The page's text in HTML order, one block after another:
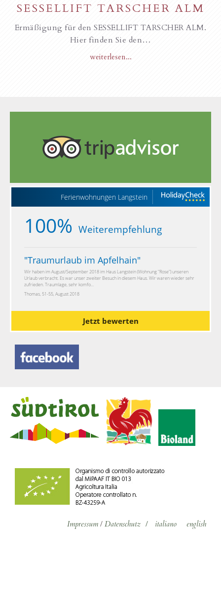
SESSELLIFT TARSCHER ALM
Ermäßigung für den SESSELLIFT TARSCHER ALM.
Hier finden Sie den…
weiterlesen...
Ferienwohnungen Langstein
100% Weiterempfehlung
"Traumurlaub im Apfelhain"
Wir haben im August/September 2018 im Haus Langstein (Wohnung "Rose") unseren
Urlaub verbracht. Es war unser zweiter Besuch in diesem Haus. Wir waren wieder sehr
zufrieden. Traumlage, sehr komfo...
Thomas, 51-55, August 2018
Jetzt bewerten
Impressum / Datenschutz / italiano english